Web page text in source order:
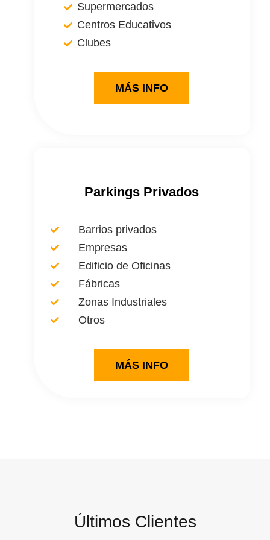
Supermercados
Centros Educativos
Clubes
MÁS INFO
Parkings Privados
Barrios privados
Empresas
Edificio de Oficinas
Fábricas
Zonas Industriales
Otros
MÁS INFO
Últimos Clientes